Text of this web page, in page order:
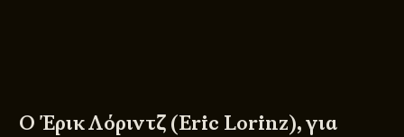
Ο Έρικ Λόριντζ (Eric Lorinz), για